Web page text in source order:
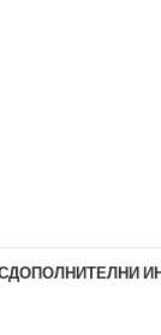
ДОПОЛНИТЕЛНИ